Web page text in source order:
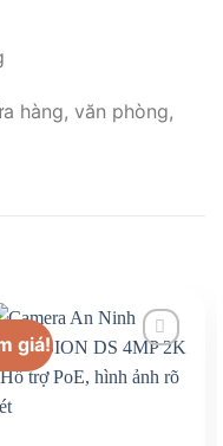
hàng, văn phòng,
giá!